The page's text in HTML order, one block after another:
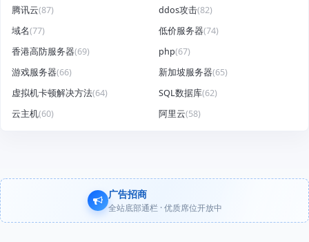
腾讯云(87) ddos攻击(82)
域名(77) 低价服务器(74)
香港高防服务器(69) php(67)
游戏服务器(66) 新加坡服务器(65)
虚拟机卡顿解决方法(64) SQL数据库(62)
云主机(60) 阿里云(58)
广告招商
全站底部通栏 · 优质席位开放中